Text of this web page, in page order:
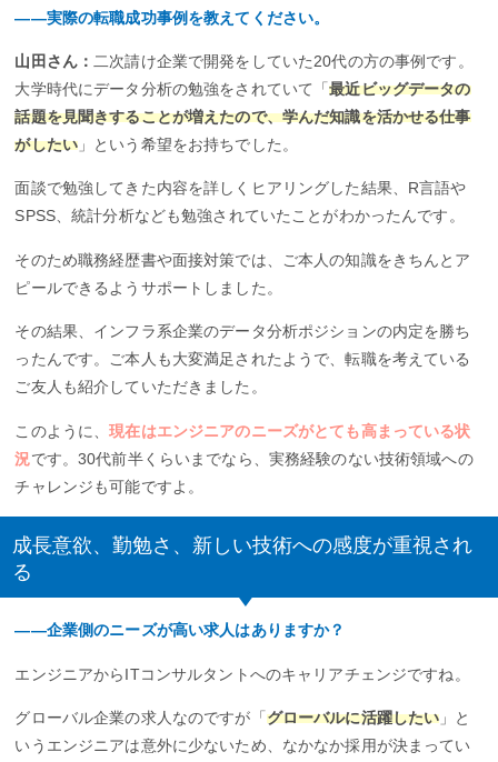
――実際の転職成功事例を教えてください。
山田さん： 二次請け企業で開発をしていた20代の方の事例です。
大学時代にデータ分析の勉強をされていて「最近ビッグデータの
話題を見聞きすることが増えたので、学んだ知識を活かせる仕事
がしたい 」という希望をお持ちでした。
面談で勉強してきた内容を詳しくヒアリングした結果、R言語や
SPSS、統計分析なども勉強されていたことがわかったんです。
そのため職務経歴書や面接対策では、ご本人の知識をきちんとア
ピールできるようサポートしました。
その結果、インフラ系企業のデータ分析ポジションの内定を勝ち
ったんです。ご本人も大変満足されたようで、転職を考えている
ご友人も紹介していただきました。
このように、現在はエンジニアのニーズがとても高まっている状
況です。30代前半くらいまでなら、実務経験のない技術領域への
チャレンジも可能ですよ。
成長意欲、勤勉さ、新しい技術への感度が重視され
る
――企業側のニーズが高い求人はありますか？
エンジニアからITコンサルタントへのキャリアチェンジですね。
グローバル企業の求人なのですが「 グローバルに活躍したい 」と
いうエンジニアは意外に少ないため、なかなか採用が決まってい